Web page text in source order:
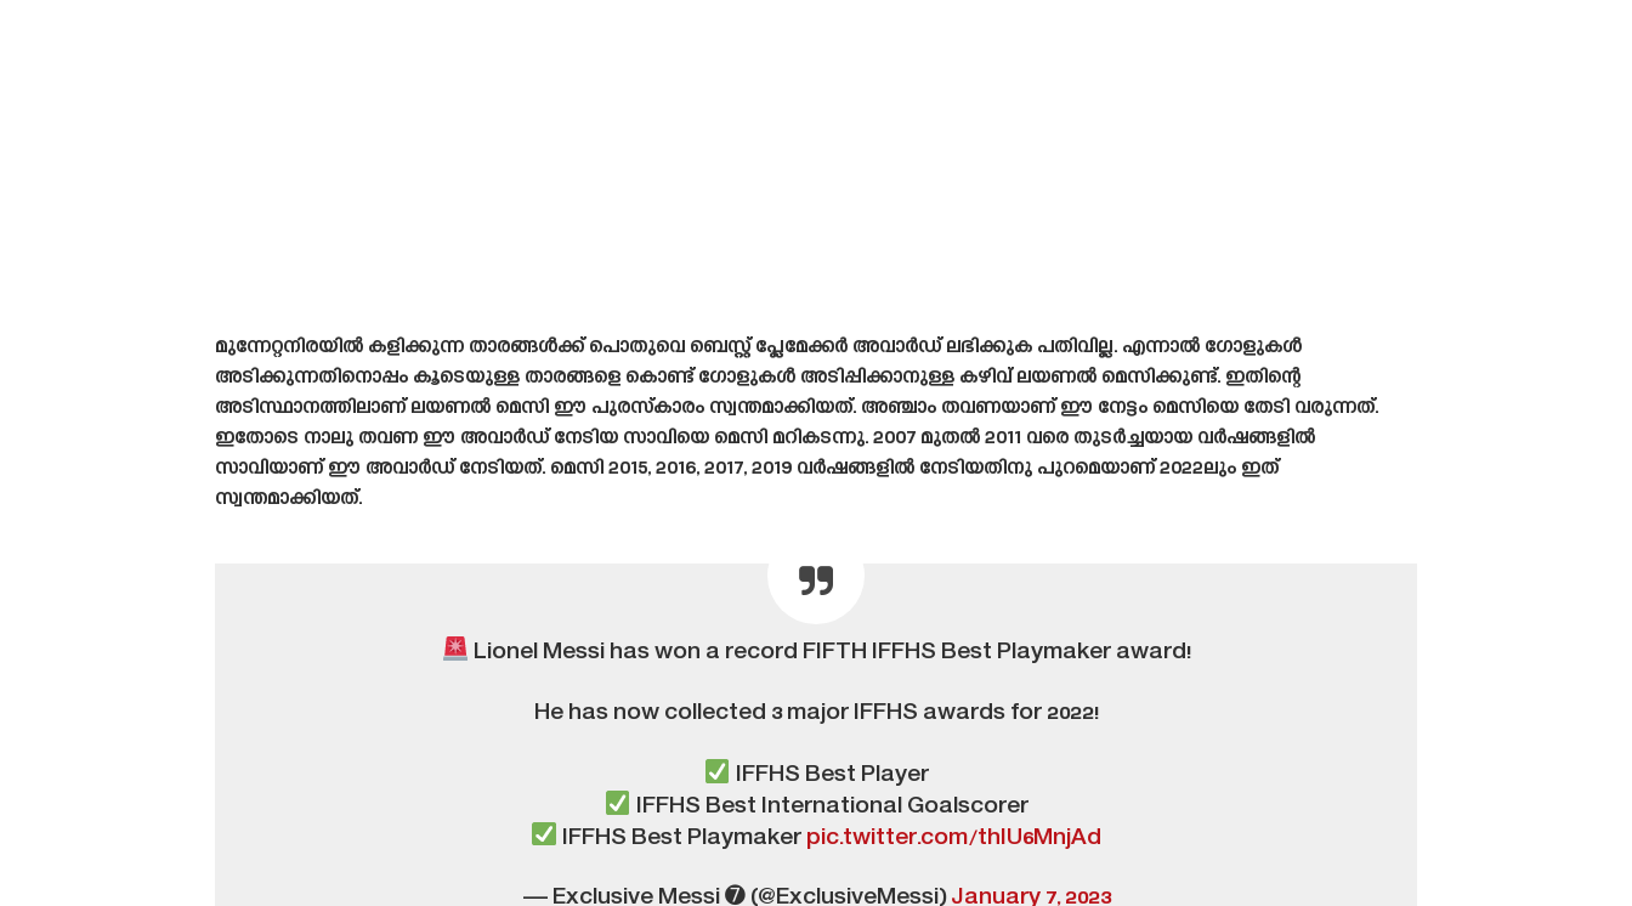
മുന്നേറ്റനിരയിൽ കളിക്കുന്ന താരങ്ങൾക്ക് പൊതുവെ ബെസ്റ്റ് പ്ലേമേക്കർ അവാർഡ് ലഭിക്കുക പതിവില്ല. എന്നാൽ ഗോളുകൾ
അടിക്കുന്നതിനൊപ്പം കൂടെയുള്ള താരങ്ങളെ കൊണ്ട് ഗോളുകൾ അടിപ്പിക്കാനുള്ള കഴിവ് ലയണൽ മെസിക്കുണ്ട്. ഇതിന്റെ
അടിസ്ഥാനത്തിലാണ് ലയണൽ മെസി ഈ പുരസ്‌കാരം സ്വന്തമാക്കിയത്. അഞ്ചാം തവണയാണ് ഈ നേട്ടം മെസിയെ തേടി വരുന്നത്.
ഇതോടെ നാലു തവണ ഈ അവാർഡ് നേടിയ സാവിയെ മെസി മറികടന്നു. 2007 മുതൽ 2011 വരെ തുടർച്ചയായ വർഷങ്ങളിൽ
സാവിയാണ് ഈ അവാർഡ് നേടിയത്. മെസി 2015, 2016, 2017, 2019 വർഷങ്ങളിൽ നേടിയതിനു പുറമെയാണ് 2022ലും ഇത്
സ്വന്തമാക്കിയത്.
Lionel Messi has won a record FIFTH IFFHS Best Playmaker award!
He has now collected 3 major IFFHS awards for 2022!
IFFHS Best Player
IFFHS Best International Goalscorer
IFFHS Best Playmaker pic.twitter.com/thIU6MnjAd
— Exclusive Messi ➐ (@ExclusiveMessi)January 7, 2023